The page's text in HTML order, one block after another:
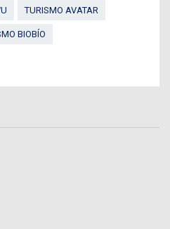
TURISMO AVATAR
BIOBÍO